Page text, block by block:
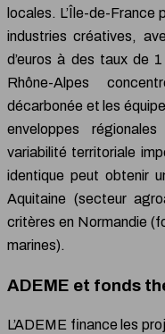
locales. L’Île-de-France
industries créatives,
d’euros à des taux de
Rhône-Alpes
décarbonée et les
enveloppes
variabilité territoriale
identique peut obtenir
Aquitaine (secteur
critères en Normandie
marines).
ADEME et fonds
L’ADEME finance les